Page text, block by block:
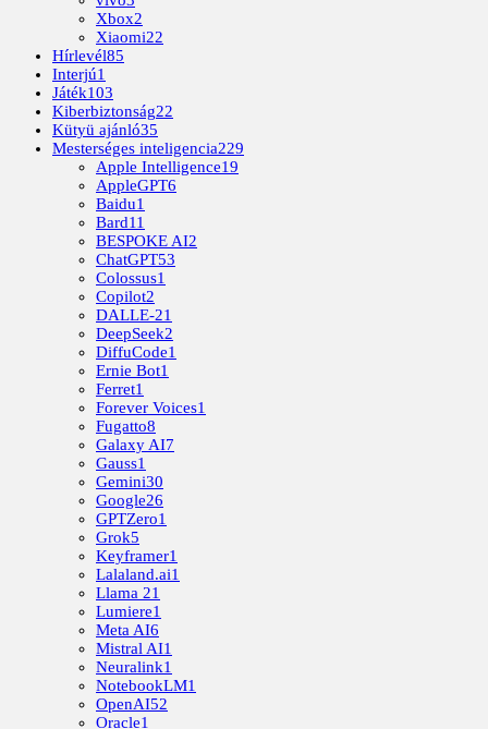
Xbox2
Xiaomi22
Hírlevél85
Interjú1
Játék103
Kiberbiztonság22
Kütyü ajánló35
Mesterséges inteligencia229
Apple Intelligence19
AppleGPT6
Baidu1
Bard11
BESPOKE AI2
ChatGPT53
Colossus1
Copilot2
DALLE-21
DeepSeek2
DiffuCode1
Ernie Bot1
Ferret1
Forever Voices1
Fugatto8
Galaxy AI7
Gauss1
Gemini30
Google26
GPTZero1
Grok5
Keyframer1
Lalaland.ai1
Llama 21
Lumiere1
Meta AI6
Mistral AI1
Neuralink1
NotebookLM1
OpenAI52
Oracle1